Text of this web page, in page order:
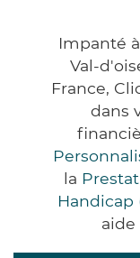
Impanté
Val-
France,
dans
la
Handicap